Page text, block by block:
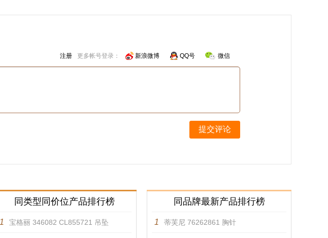
注册 更多帐号登录： 新浪微博 QQ号 微信
提交评论
同类型同价位产品排行榜
1 宝格丽 346082 CL855721 吊坠
同品牌最新产品排行榜
1 蒂芙尼 76262861 胸针